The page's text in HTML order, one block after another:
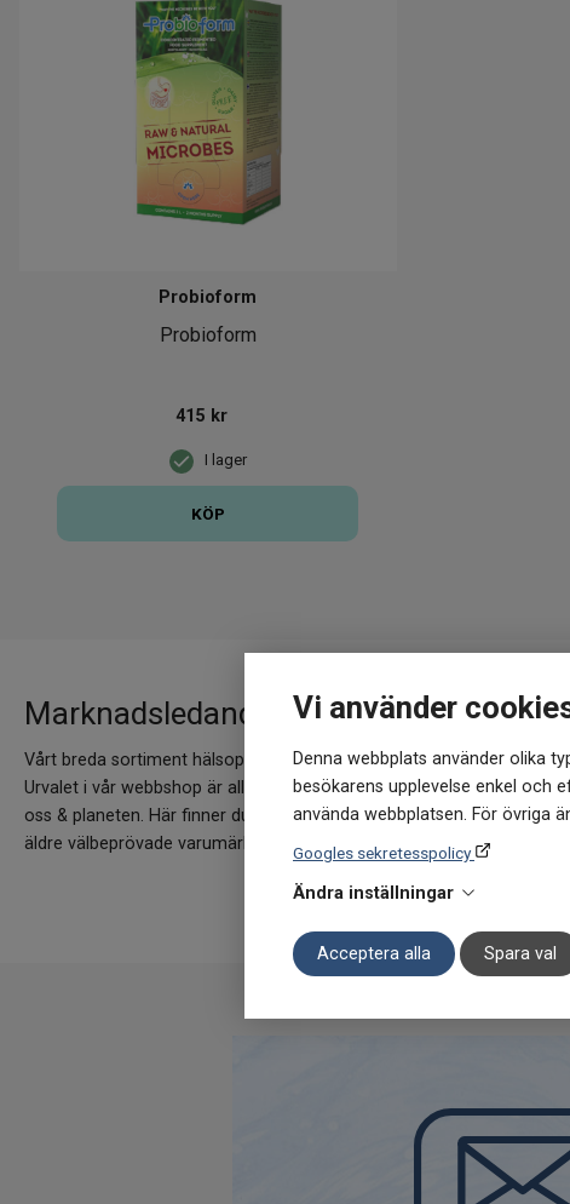
Vi använder
Denna webbplats använder olika
besökarens upplevelse enkel och
använda webbplatsen. För övriga
Googles sekretesspolicy
Ändra inställningar
Acceptera alla Spara val
Probioform
Probioform
I lager
415 kr
KÖP
Marknadsledande varumärken hittar du
Vårt breda sortiment hälsoprodukter speglas av ett nästintill lika
Urvalet i vår webbshop är alltid grundat i att dessa ska vara så
oss & planeten. Här finner du allt inom kosttillskott, hälsokost- och
äldre välbeprövade varumärken till nya uppstickare.